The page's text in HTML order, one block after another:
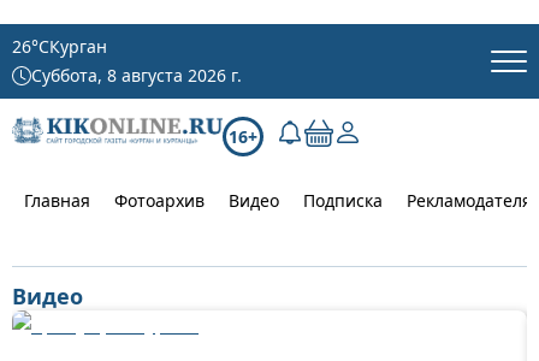
26°CКурган
Суббота, 8 августа 2026 г.
16+
Главная Фотоархив Видео Подписка
Видео